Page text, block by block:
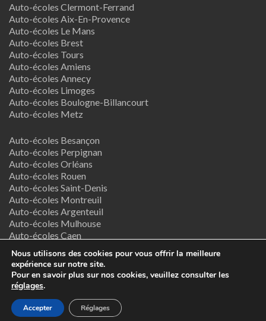
Auto-écoles Clermont-Ferrand
Auto-écoles Aix-En-Provence
Auto-écoles Le Mans
Auto-écoles Brest
Auto-écoles Tours
Auto-écoles Amiens
Auto-écoles Annecy
Auto-écoles Limoges
Auto-écoles Boulogne-Billancourt
Auto-écoles Metz
Auto-écoles Besançon
Auto-écoles Perpignan
Auto-écoles Orléans
Auto-écoles Rouen
Auto-écoles Saint-Denis
Auto-écoles Montreuil
Auto-écoles Argenteuil
Auto-écoles Mulhouse
Auto-écoles Caen
Termes & Conditions
Copyright © 2026Supreme Directory Theme
WordPress
Nous utilisons des cookies pour vous offrir la meilleure
expérience sur notre site.
Pour en savoir plus sur nos cookies, veuillez consulter les
réglages.
Accepter Réglages